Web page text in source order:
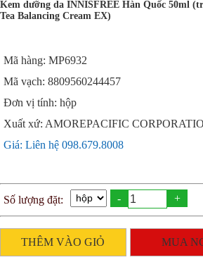
Kem dưỡng da INNISFREE Hàn Quốc 50ml
Tea Balancing Cream EX)
Mã hàng: MP6932
Mã vạch: 8809560244457
Đơn vị tính: hộp
Xuất xứ: AMOREPACIFIC
Giá: Liên hệ 098.679.8008
Số lượng đặt: - +
THÊM VÀO GIỎ MUA